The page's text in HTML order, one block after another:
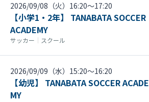
2026/09/08（火）16:20〜17:20
【小学1・2年】 TANABATA SOCCER
ACADEMY
サッカー ｜ スクール
2026/09/09（水）15:20〜16:20
【幼児】 TANABATA SOCCER ACADE
MY